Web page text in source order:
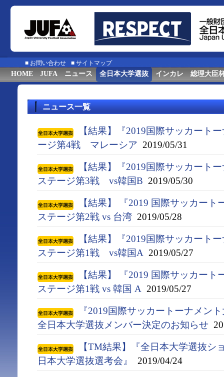
■ お問い合わせ ■ サイトマップ
HOME JUFA ニュース 全日本大学選抜 インカレ 総理大臣
ニュース一覧
【結果】『2019国際サッカート
ージ第4戦 マレーシア 2019/05/31
【結果】『2019国際サッカート
ステージ第3戦 vs韓国B 2019/05/30
【結果】 『2019 国際サッカー
ステージ第2戦 vs 台湾 2019/05/28
【結果】『2019国際サッカート
ステージ第1戦 vs韓国A 2019/05/27
【結果】 『2019 国際サッカー
ステージ第1戦 vs 韓国 A 2019/05/27
『2019国際サッカートーナメン
全日本大学選抜メンバー決定のお知らせ
【TM結果】『全日本大学選抜シ
日本大学選抜選考会』
2019/04/24